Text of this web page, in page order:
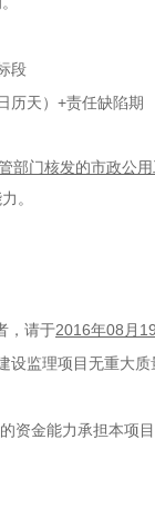
段
天）+责任缺陷期
部门核发的市政公
。
，请于2016年08月
设监理项目无重
能力承担本项目